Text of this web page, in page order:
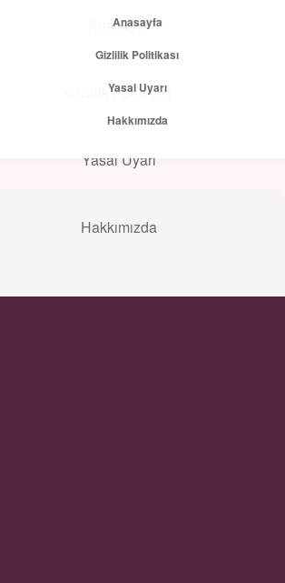
Anasayfa
Gizlilik Politikası
Yasal Uyarı
Hakkımızda
Kısa ve Öz
Anasayfa
Gizlilik Politikası
Yasal Uyarı
Hakkımızda